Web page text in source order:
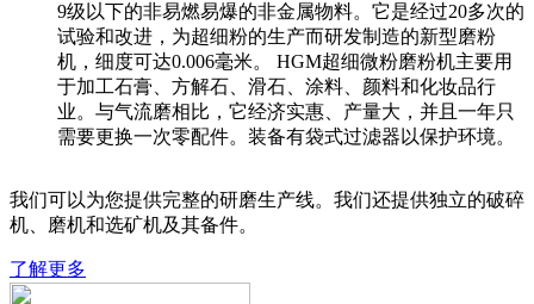
9级以下的非易燃易爆的非金属物料。它是经过20多次的
试验和改进，为超细粉的生产而研发制造的新型磨粉
机，细度可达0.006毫米。 HGM超细微粉磨粉机主要用
于加工石膏、方解石、滑石、涂料、颜料和化妆品行
业。与气流磨相比，它经济实惠、产量大，并且一年只
需要更换一次零配件。装备有袋式过滤器以保护环境。
我们可以为您提供完整的研磨生产线。我们还提供独立的破碎
机、磨机和选矿机及其备件。
了解更多